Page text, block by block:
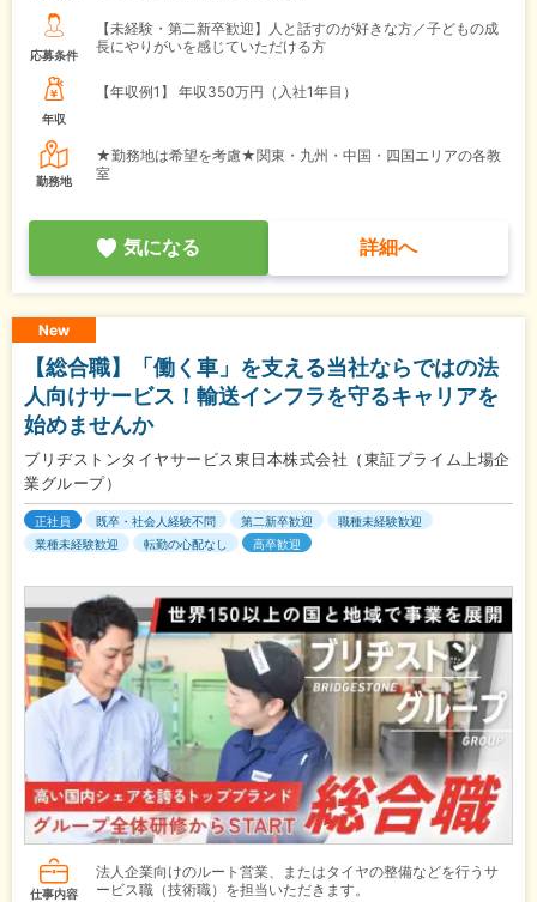
応募条件
【未経験・第二新卒歓迎】人と話すのが好きな方／子どもの成
長にやりがいを感じていただける方
年収
【年収例1】 年収350万円（入社1年目）
勤務地
★勤務地は希望を考慮★関東・九州・中国・四国エリアの各教
室
気になる 詳細へ
New
【総合職】「働く車」を支える当社ならではの法
人向けサービス！輸送インフラを守るキャリアを
始めませんか
ブリヂストンタイヤサービス東日本株式会社（東証プライム上場企
業グループ）
正社員 既卒・社会人経験不問 第二新卒歓迎
職種未経験歓迎
業種未経験歓迎
転勤の心配なし 高卒歓迎
仕事内容
法人企業向けのルート営業、またはタイヤの整備などを行うサ
ービス職（技術職）を担当いただきます。